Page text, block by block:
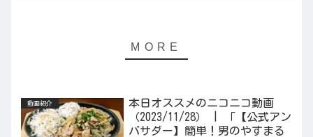
動画紹介
本日オススメのニコニコ動画
（2023/11/28） | 「【公式アン
バサダー】簡単！男のやすまる